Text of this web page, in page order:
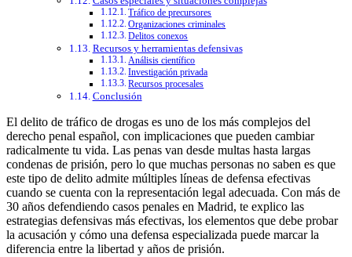
Tráfico de precursores
Organizaciones criminales
Delitos conexos
Recursos y herramientas defensivas
Análisis científico
Investigación privada
Recursos procesales
Conclusión
El delito de tráfico de drogas es uno de los más complejos del
derecho penal español, con implicaciones que pueden cambiar
radicalmente tu vida. Las penas van desde multas hasta largas
condenas de prisión, pero lo que muchas personas no saben es que
este tipo de delito admite múltiples líneas de defensa efectivas
cuando se cuenta con la representación legal adecuada. Con más de
30 años defendiendo casos penales en Madrid, te explico las
estrategias defensivas más efectivas, los elementos que debe probar
la acusación y cómo una defensa especializada puede marcar la
diferencia entre la libertad y años de prisión.